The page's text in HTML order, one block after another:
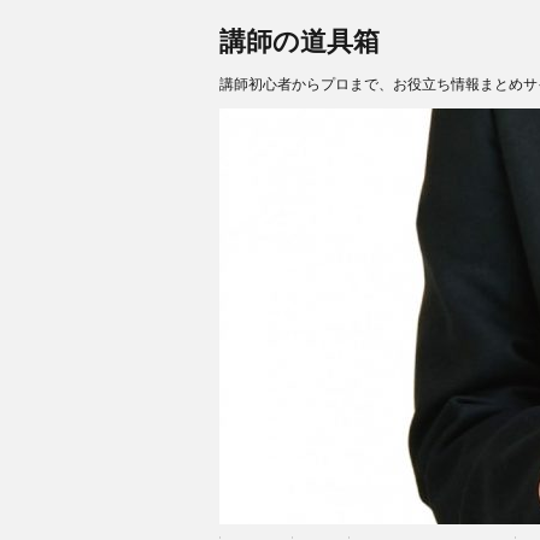
講師の道具箱
講師初心者からプロまで、お役立ち情報まとめ